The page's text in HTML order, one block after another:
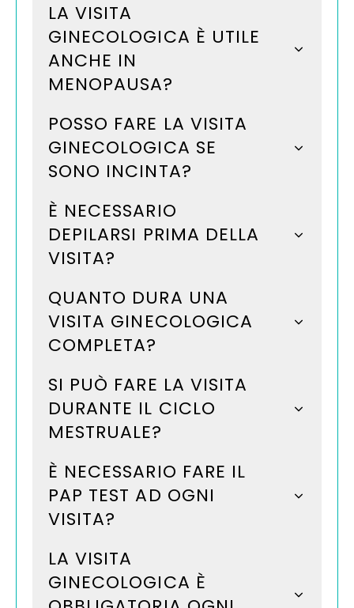
LA VISITA
GINECOLOGICA È UTILE
ANCHE IN
MENOPAUSA?
POSSO FARE LA VISITA
GINECOLOGICA SE
SONO INCINTA?
È NECESSARIO
DEPILARSI PRIMA DELLA
VISITA?
QUANTO DURA UNA
VISITA GINECOLOGICA
COMPLETA?
SI PUÒ FARE LA VISITA
DURANTE IL CICLO
MESTRUALE?
È NECESSARIO FARE IL
PAP TEST AD OGNI
VISITA?
LA VISITA
GINECOLOGICA È